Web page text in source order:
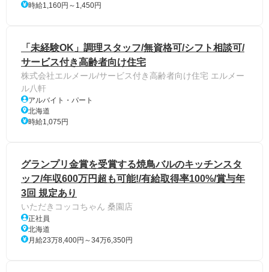
時給1,160円～1,450円
「未経験OK」調理スタッフ/無資格可/シフト相談可/
サービス付き高齢者向け住宅
株式会社エルメール/サービス付き高齢者向け住宅 エルメー
ル八軒
アルバイト・パート
北海道
時給1,075円
グランプリ金賞を受賞する焼鳥バルのキッチンスタ
ッフ/年収600万円超も可能!/有給取得率100%/賞与年
3回 規定あり
いただきコッコちゃん 桑園店
正社員
北海道
月給23万8,400円～34万6,350円